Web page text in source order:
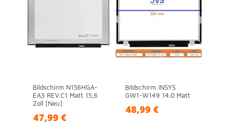
Bildschirm N156HGA-
EA3 REV.C1 Matt 15,6
Zoll [Neu]
47,99 €
Bildschirm INSYS
GW1-W149 14.0 Matt
48,99 €